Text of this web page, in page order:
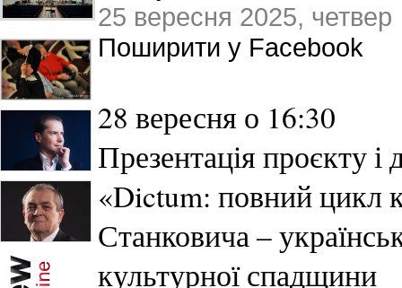
25 вересня 2025, четвер
Поширити у Facebook
28 вересня о 16:30
Презентація проєкту і
«Dictum: повний цикл
Станковича –
культурної спадщини